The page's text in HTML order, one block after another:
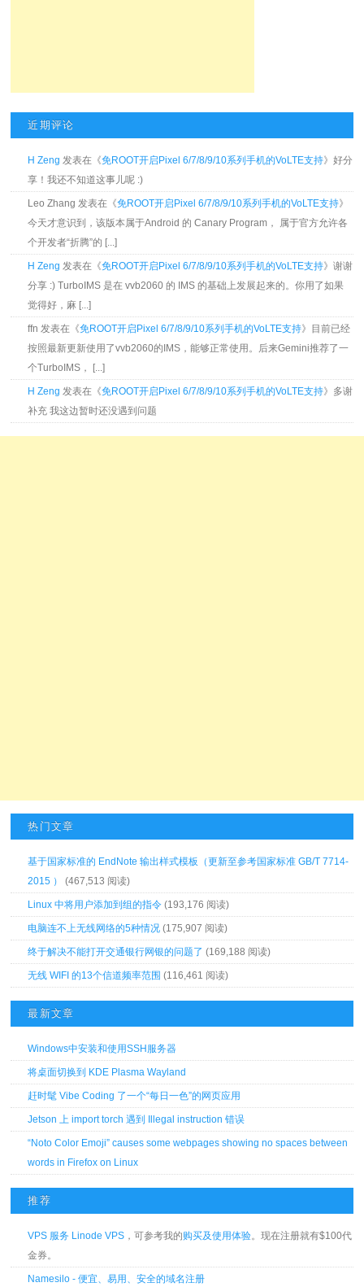
近期评论
H Zeng 发表在《免ROOT开启Pixel 6/7/8/9/10系列手机的VoLTE支持》好分
享！我还不知道这事儿呢 :)
Leo Zhang 发表在《免ROOT开启Pixel 6/7/8/9/10系列手机的VoLTE支持》
今天才意识到，该版本属于Android 的 Canary Program， 属于官方允许各
个开发者“折腾”的 [...]
H Zeng 发表在《免ROOT开启Pixel 6/7/8/9/10系列手机的VoLTE支持》谢谢
分享 :) TurboIMS 是在 vvb2060 的 IMS 的基础上发展起来的。你用了如果
觉得好，麻 [...]
ffn 发表在《免ROOT开启Pixel 6/7/8/9/10系列手机的VoLTE支持》目前已经
按照最新更新使用了vvb2060的IMS，能够正常使用。后来Gemini推荐了一
个TurboIMS， [...]
H Zeng 发表在《免ROOT开启Pixel 6/7/8/9/10系列手机的VoLTE支持》多谢
补充 我这边暂时还没遇到问题
热门文章
基于国家标准的 EndNote 输出样式模板（更新至参考国家标准 GB/T 7714-
2015 ）
(467,513 阅读)
Linux 中将用户添加到组的指令 (193,176 阅读)
电脑连不上无线网络的5种情况 (175,907 阅读)
终于解决不能打开交通银行网银的问题了 (169,188 阅读)
无线 WIFI 的13个信道频率范围 (116,461 阅读)
最新文章
Windows中安装和使用SSH服务器
将桌面切换到 KDE Plasma Wayland
赶时髦 Vibe Coding 了一个“每日一色”的网页应用
Jetson 上 import torch 遇到 Illegal instruction 错误
“Noto Color Emoji” causes some webpages showing no spaces between
words in Firefox on Linux
推荐
VPS 服务 Linode VPS ，可参考我的购买及使用体验。现在注册就有$100代
金券。
Namesilo - 便宜、易用、安全的域名注册